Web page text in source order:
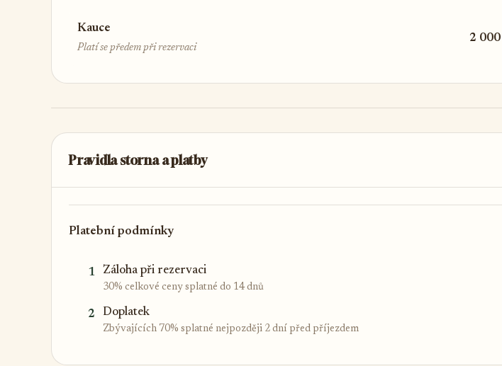
Kauce
Platí se předem při rezervaci
2
Pravidla storna a platby
Platební podmínky
1 Záloha při rezervaci
30% celkové ceny splatné do 14 dnů
2 Doplatek
Zbývajících 70% splatné nejpozději 2 dní před příjezdem